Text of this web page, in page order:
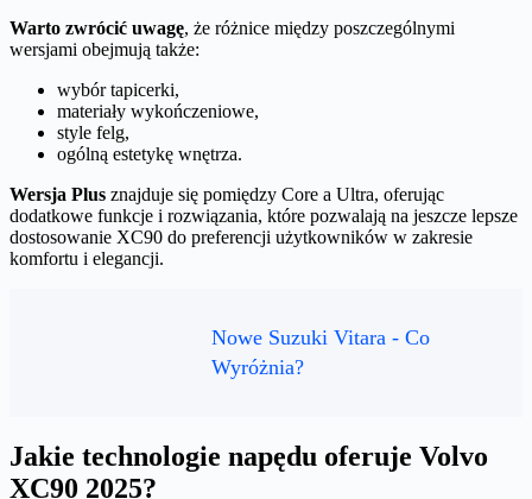
Warto zwrócić uwagę, że różnice między poszczególnymi
wersjami obejmują także:
wybór tapicerki,
materiały wykończeniowe,
style felg,
ogólną estetykę wnętrza.
Wersja Plus znajduje się pomiędzy Core a Ultra, oferując
dodatkowe funkcje i rozwiązania, które pozwalają na jeszcze lepsze
dostosowanie XC90 do preferencji użytkowników w zakresie
komfortu i elegancji.
Nowe Suzuki Vitara - Co
Wyróżnia?
Jakie technologie napędu oferuje Volvo
XC90 2025?